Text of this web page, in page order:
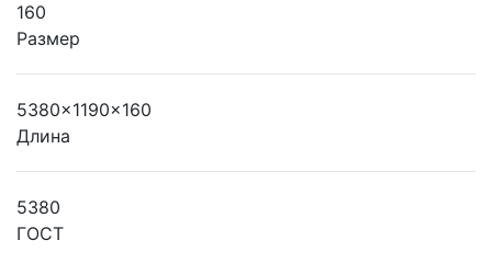
160
Размер
5380x1190x160
Длина
5380
ГОСТ